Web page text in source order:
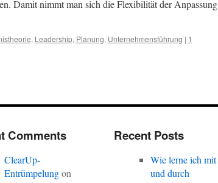
Damit nimmt man sich die Flexibilität der
, Leadership, Planung, Unternehmensführung | 1
Comments
ClearUp-
Entrümpelungon
Recent Posts
Wie lerne ich mit
und durch